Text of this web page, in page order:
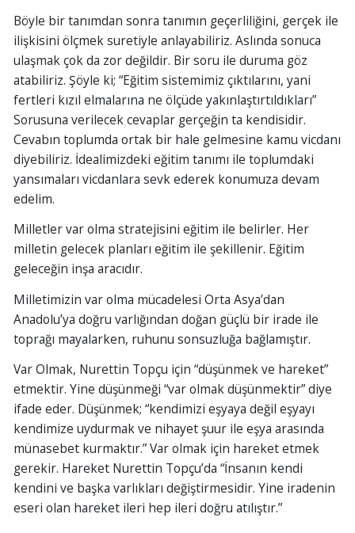
Böyle bir tanımdan sonra tanımın geçerliliğini, gerçek ile
ilişkisini ölçmek suretiyle anlayabiliriz. Aslında sonuca
ulaşmak çok da zor değildir. Bir soru ile duruma göz
atabiliriz. Şöyle ki; “Eğitim sistemimiz çıktılarını, yani
fertleri kızıl elmalarına ne ölçüde yakınlaştırtıldıkları”
Sorusuna verilecek cevaplar gerçeğin ta kendisidir.
Cevabın toplumda ortak bir hale gelmesine kamu vicdanı
diyebiliriz. İdealimizdeki eğitim tanımı ile toplumdaki
yansımaları vicdanlara sevk ederek konumuza devam
edelim.
Milletler var olma stratejisini eğitim ile belirler. Her
milletin gelecek planları eğitim ile şekillenir. Eğitim
geleceğin inşa aracıdır.
Milletimizin var olma mücadelesi Orta Asya’dan
Anadolu’ya doğru varlığından doğan güçlü bir irade ile
toprağı mayalarken, ruhunu sonsuzluğa bağlamıştır.
Var Olmak, Nurettin Topçu için “düşünmek ve hareket”
etmektir. Yine düşünmeği “var olmak düşünmektir” diye
ifade eder. Düşünmek; “kendimizi eşyaya değil eşyayı
kendimize uydurmak ve nihayet şuur ile eşya arasında
münasebet kurmaktır.” Var olmak için hareket etmek
gerekir. Hareket Nurettin Topçu’da “İnsanın kendi
kendini ve başka varlıkları değiştirmesidir. Yine iradenin
eseri olan hareket ileri hep ileri doğru atılıştır.”